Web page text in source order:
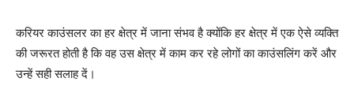
करियर काउंसलर का हर क्षेत्र में जाना संभव है क्योंकि हर क्षेत्र में एक ऐसे व्यक्ति
की जरूरत होती है कि वह उस क्षेत्र में काम कर रहे लोगों का काउंसलिंग करें और
उन्हें सही सलाह दें।